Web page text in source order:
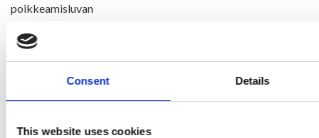
Consent Details
This website uses cookies
poikkeamisluvan
1:7- ja Partola
Rno 1:192 -nimisille kiinteistöille.
Kuulutus nähtävilläolosta
Kunnanhallituksen päätös 21.5.2018